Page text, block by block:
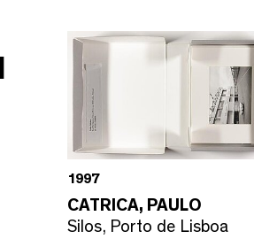
1997
CATRICA, PAULO
Silos, Porto de Lisboa